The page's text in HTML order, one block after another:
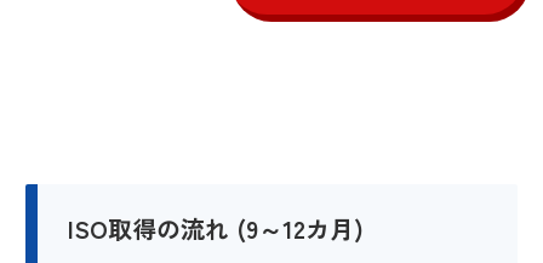
ISO取得の流れ (9～12カ月)